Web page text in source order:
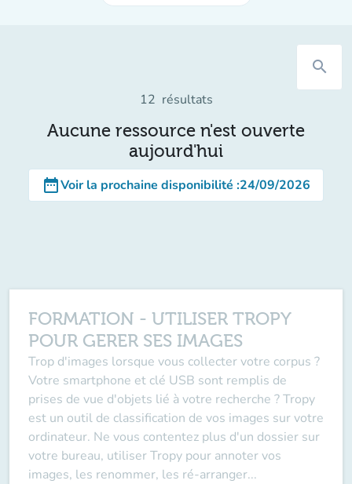
search
12 résultats
Aucune ressource n'est ouverte
aujourd'hui
date_rangeVoir la prochaine disponibilité :24/09/2026
FORMATION - UTILISER TROPY
POUR GERER SES IMAGES
Trop d'images lorsque vous collecter votre corpus ?
Votre smartphone et clé USB sont remplis de
prises de vue d'objets lié à votre recherche ? Tropy
est un outil de classification de vos images sur votre
ordinateur. Ne vous contentez plus d'un dossier sur
votre bureau, utiliser Tropy pour annoter vos
images, les renommer, les ré-arranger...